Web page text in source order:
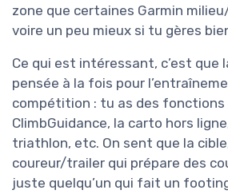
zone que certaines Garmin
voire un peu mieux si tu gères
Ce qui est intéressant, c’est que
pensée à la fois pour
compétition : tu as des fonctions
ClimbGuidance, la carto hors
triathlon, etc. On sent que la
coureur/trailer qui prépare des
juste quelqu’un qui fait un